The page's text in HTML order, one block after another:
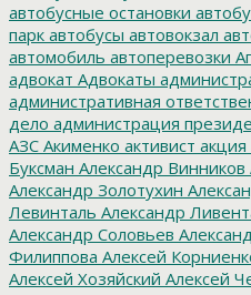
автобусные остановки
парк автобусы автовокзал
автомобиль автоперевозки
адвокат Адвокаты
административная
дело администрация
АЗС Акименко активист акция
Буксман Александр Винников
Александр Золотухин
Левинталь Александр
Александр Соловьев
Филиппова Алексей
Алексей Хозяйский Алексей